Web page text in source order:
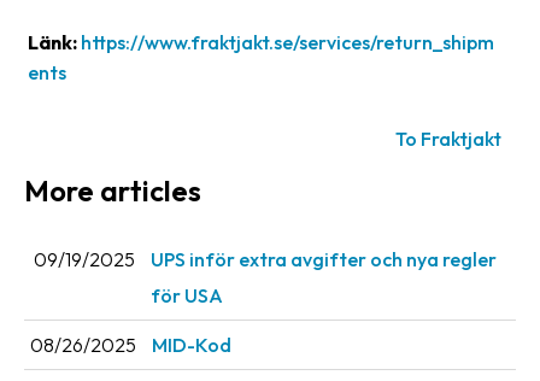
Media
&
News
Contact
us
Länk: https://www.fraktjakt.se/services/return_shipm
ents
To Fraktjakt
More articles
09/19/2025
UPS inför extra avgifter och nya regler
för USA
08/26/2025 MID-Kod